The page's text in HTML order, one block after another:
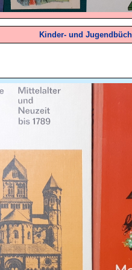
Kinder- und